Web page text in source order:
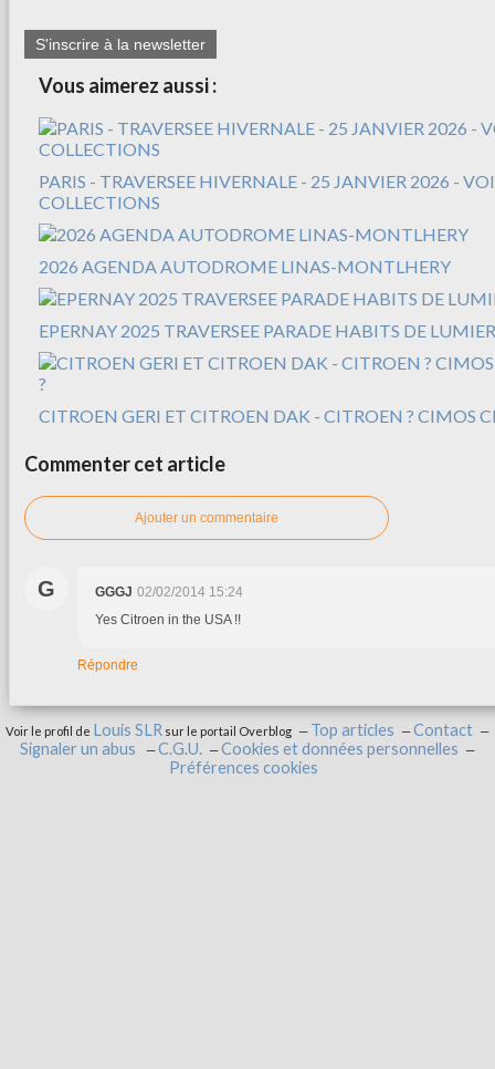
S'inscrire à la newsletter
Vous aimerez aussi :
PARIS - TRAVERSEE HIVERNALE - 25 JANVIER 2026 -
COLLECTIONS
2026 AGENDA AUTODROME LINAS-MONTLHERY
EPERNAY 2025 TRAVERSEE PARADE HABITS DE
CITROEN GERI ET CITROEN DAK - CITROEN ? CIMOS
Commenter cet article
Ajouter un commentaire
G GGGJ 02/02/2014 15:24
Yes Citroen in the USA !!
Répondre
Voir le profil de Louis SLR sur le portail Overblog Top articles
Contact
Signaler un abus
C.G.U.
Cookies et données personnelles
Préférences cookies